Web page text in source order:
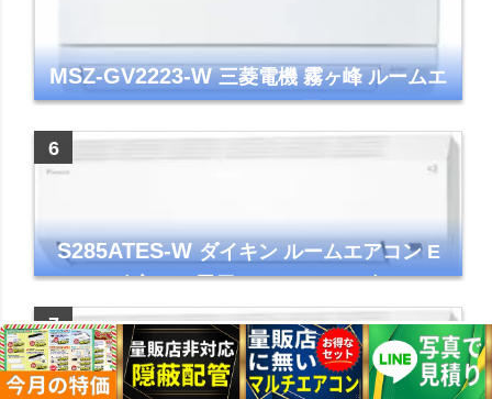
MSZ-GV2223-W三菱電機 霧ヶ峰 ルームエ
アコン GVシリーズ おもに6畳用 ピュアホワ
イト 2023年モデル
S285ATES-Wダイキン ルームエアコン E
シリーズ 主に10畳用 ホワイト 2025年モデル
コンパクトモデル ストリーマ